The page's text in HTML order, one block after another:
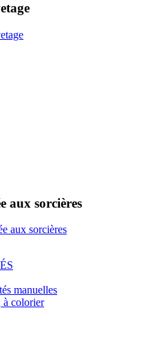
aux sorcières
aux sorcières
manuelles
à colorier